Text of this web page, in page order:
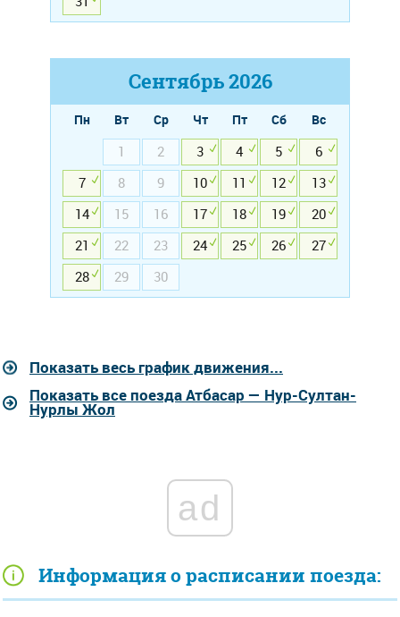
Информация о расписании поезда:
Сентябрь2026
Пн Вт Ср Чт Пт Сб
Вс
1
2 3 4 5
6
7
8 9 10 11 12
13
14
15 16 17 18 19
20
21
22 23 24 25 26
27
28
29 30
Показать весь график движения...
Показать все поезда Атбасар — Нур-Султан-
Нурлы Жол
ad